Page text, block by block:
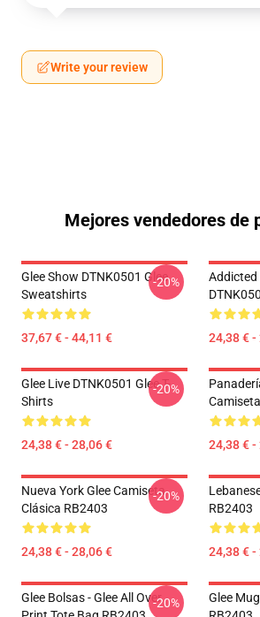
Write your review
Mejores vendedores de
Glee Show DTNK0501 Glee
Sweatshirts
37,67 € - 44,11 €
-20%
Addicted
24,38 € -
Glee Live DTNK0501 Glee T-
Shirts
24,38 € - 28,06 €
-20%
24,38 € -
Nueva York Glee Camiseta
Clásica RB2403
24,38 € - 28,06 €
-20%
RB2403
24,38 € -
Glee Bolsas - Glee All Over-20%
Glee